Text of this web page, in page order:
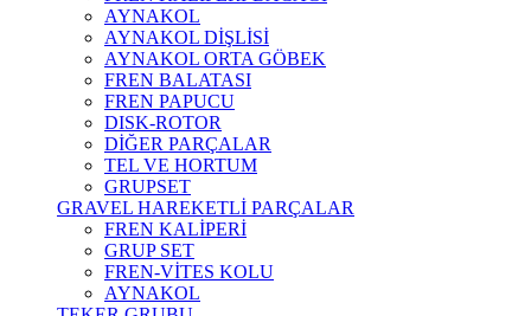
AYNAKOL
AYNAKOL DİŞLİSİ
AYNAKOL ORTA GÖBEK
FREN BALATASI
FREN PAPUCU
DISK-ROTOR
DİĞER PARÇALAR
TEL VE HORTUM
GRUPSET
GRAVEL HAREKETLİ PARÇALAR
FREN KALİPERİ
GRUP SET
FREN-VİTES KOLU
AYNAKOL